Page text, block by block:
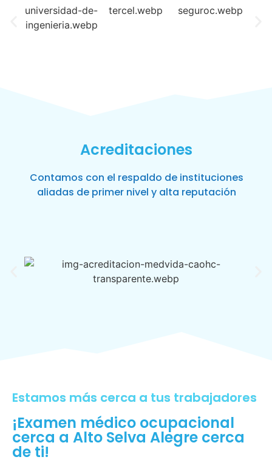
Acreditaciones
Contamos con el respaldo de instituciones
aliadas de primer nivel y alta reputación
Estamos más cerca a tus trabajadores
¡Examen médico ocupacional
cerca a Alto Selva Alegre cerca
de ti!